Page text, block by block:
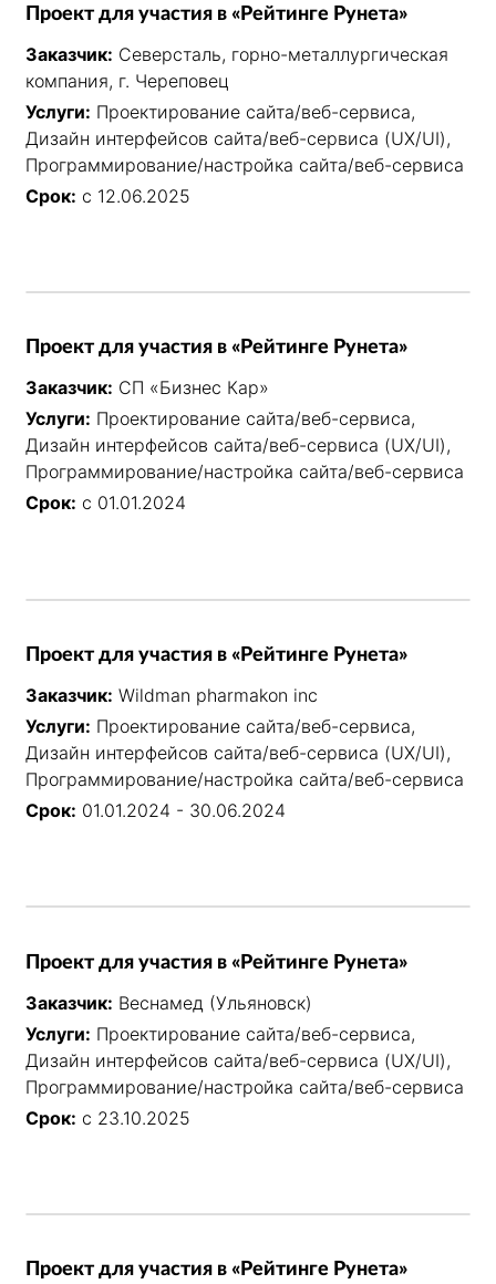
Проект для участия в «Рейтинге Рунета»
Заказчик: Северсталь, горно-металлургическая
компания, г. Череповец
Услуги: Проектирование сайта/веб-сервиса,
Дизайн интерфейсов сайта/веб-сервиса (UX/UI),
Программирование/настройка сайта/веб-сервиса
Срок: с 12.06.2025
Проект для участия в «Рейтинге Рунета»
Заказчик: СП «Бизнес Кар»
Услуги: Проектирование сайта/веб-сервиса,
Дизайн интерфейсов сайта/веб-сервиса (UX/UI),
Программирование/настройка сайта/веб-сервиса
Срок: с 01.01.2024
Проект для участия в «Рейтинге Рунета»
Заказчик: Wildman pharmakon inc
Услуги: Проектирование сайта/веб-сервиса,
Дизайн интерфейсов сайта/веб-сервиса (UX/UI),
Программирование/настройка сайта/веб-сервиса
Срок: 01.01.2024 - 30.06.2024
Проект для участия в «Рейтинге Рунета»
Заказчик: Веснамед (Ульяновск)
Услуги: Проектирование сайта/веб-сервиса,
Дизайн интерфейсов сайта/веб-сервиса (UX/UI),
Программирование/настройка сайта/веб-сервиса
Срок: с 23.10.2025
Проект для участия в «Рейтинге Рунета»